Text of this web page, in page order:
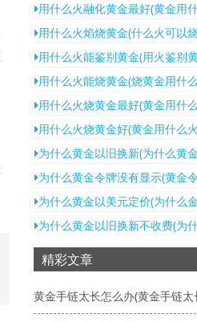
用什么火融化黄金最好(黄金用
用什么火焰烧黄金(什么火可以
用什么火能鉴别黄金(用火鉴别
用什么火能烧黄金(烧黄金用什
用什么火烧黄金最好(黄金用什
用什么火烧黄金好(黄金用什么
为什么黄金以旧换新(为什么黄
为什么黄金令牌没有显示(黄金
为什么黄金以美元定价(为什么
为什么黄金以旧换新不收费(为
精彩文章
黄金手链太长怎么办(黄金手链